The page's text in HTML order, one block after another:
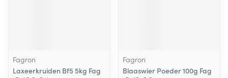
Fagron
Laxeerkruiden Bf5 5kg Fag
Fagron
Blaaswier Poeder 100g Fag